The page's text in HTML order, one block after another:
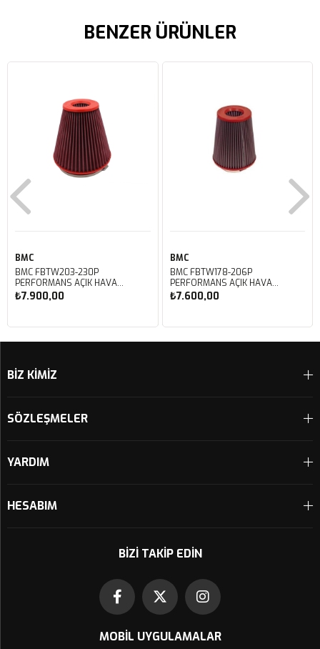
BENZER ÜRÜNLER
BMC
BMC FBTW203-230P
PERFORMANS AÇIK HAVA
FİLTRESİ
₺7.900,00
BMC
BMC FBTW178-206P
PERFORMANS AÇIK HAVA
FİLTRESİ
₺7.600,00
BİZ KİMİZ
SÖZLEŞMELER
YARDIM
HESABIM
BIZI TAKIP EDIN
MOBIL UYGULAMALAR